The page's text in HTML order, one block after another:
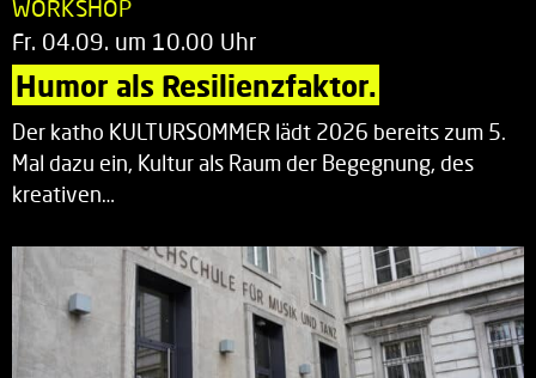
WORKSHOP
Fr. 04.09. um 10.00 Uhr
Humor als Resilienzfaktor.
Der katho KULTURSOMMER lädt 2026 bereits zum 5.
Mal dazu ein, Kultur als Raum der Begegnung, des
kreativen…